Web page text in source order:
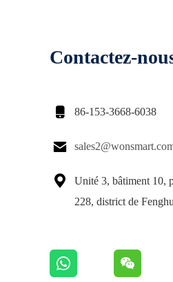
Contactez-
 86-153-3668-6038


Unité 3, bâtiment 10,
228, district de